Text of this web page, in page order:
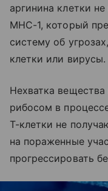
аргинина клетки
MHC-1, который
систему об
клетки или вирусы.
Нехватка
рибосом в
Т-клетки не
на пораженные
прогрессировать